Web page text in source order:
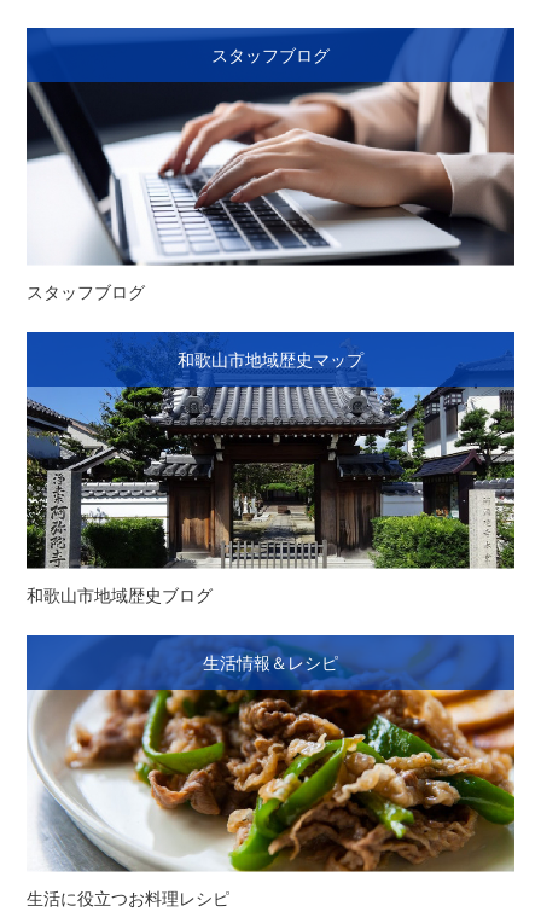
スタッフブログ
スタッフブログ
和歌山市地域歴史マップ
和歌山市地域歴史ブログ
生活情報＆レシピ
生活に役立つお料理レシピ